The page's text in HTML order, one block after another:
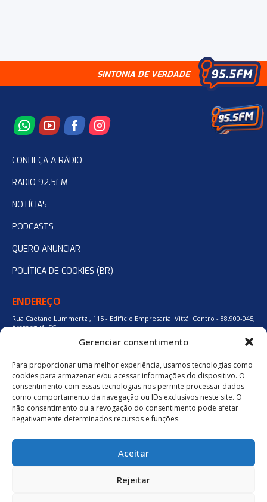
Gerenciar consentimento
Para proporcionar uma melhor experiência, usamos tecnologias como
cookies para armazenar e/ou acessar informações do dispositivo. O
consentimento com essas tecnologias nos permite processar dados
como comportamento da navegação ou IDs exclusivos neste site. O
não consentimento ou a revogação do consentimento pode afetar
negativamente determinados recursos e funções.
Aceitar
Rejeitar
SINTONIA DE VERDADE
CONHEÇA A RÁDIO
RADIO 92.5FM
NOTÍCIAS
PODCASTS
QUERO ANUNCIAR
POLÍTICA DE COOKIES (BR)
ENDEREÇO
Rua Caetano Lummertz , 115 - Edifício Empresarial Vittá. Centro - 88.900-045,
Araranguá, SC.
48 3524-0137
48 9880-84667